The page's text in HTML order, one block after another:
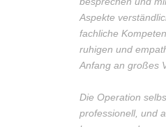
Aspekte
fachliche
ruhigen und
Anfang an großes
Die Operation
professionell, und